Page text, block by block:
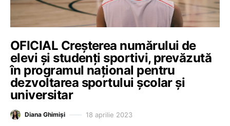
OFICIAL Creșterea numărului de
elevi și studenți sportivi, prevăzută
în programul național pentru
dezvoltarea sportului școlar și
universitar
Diana Ghimiși 18 aprilie 2023